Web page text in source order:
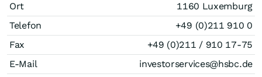
Ort
1160 Luxemburg
Telefon
+49 (0)211 910 0
Fax
+49 (0)211 / 910 17-75
E-Mail
investorservices@hsbc.de